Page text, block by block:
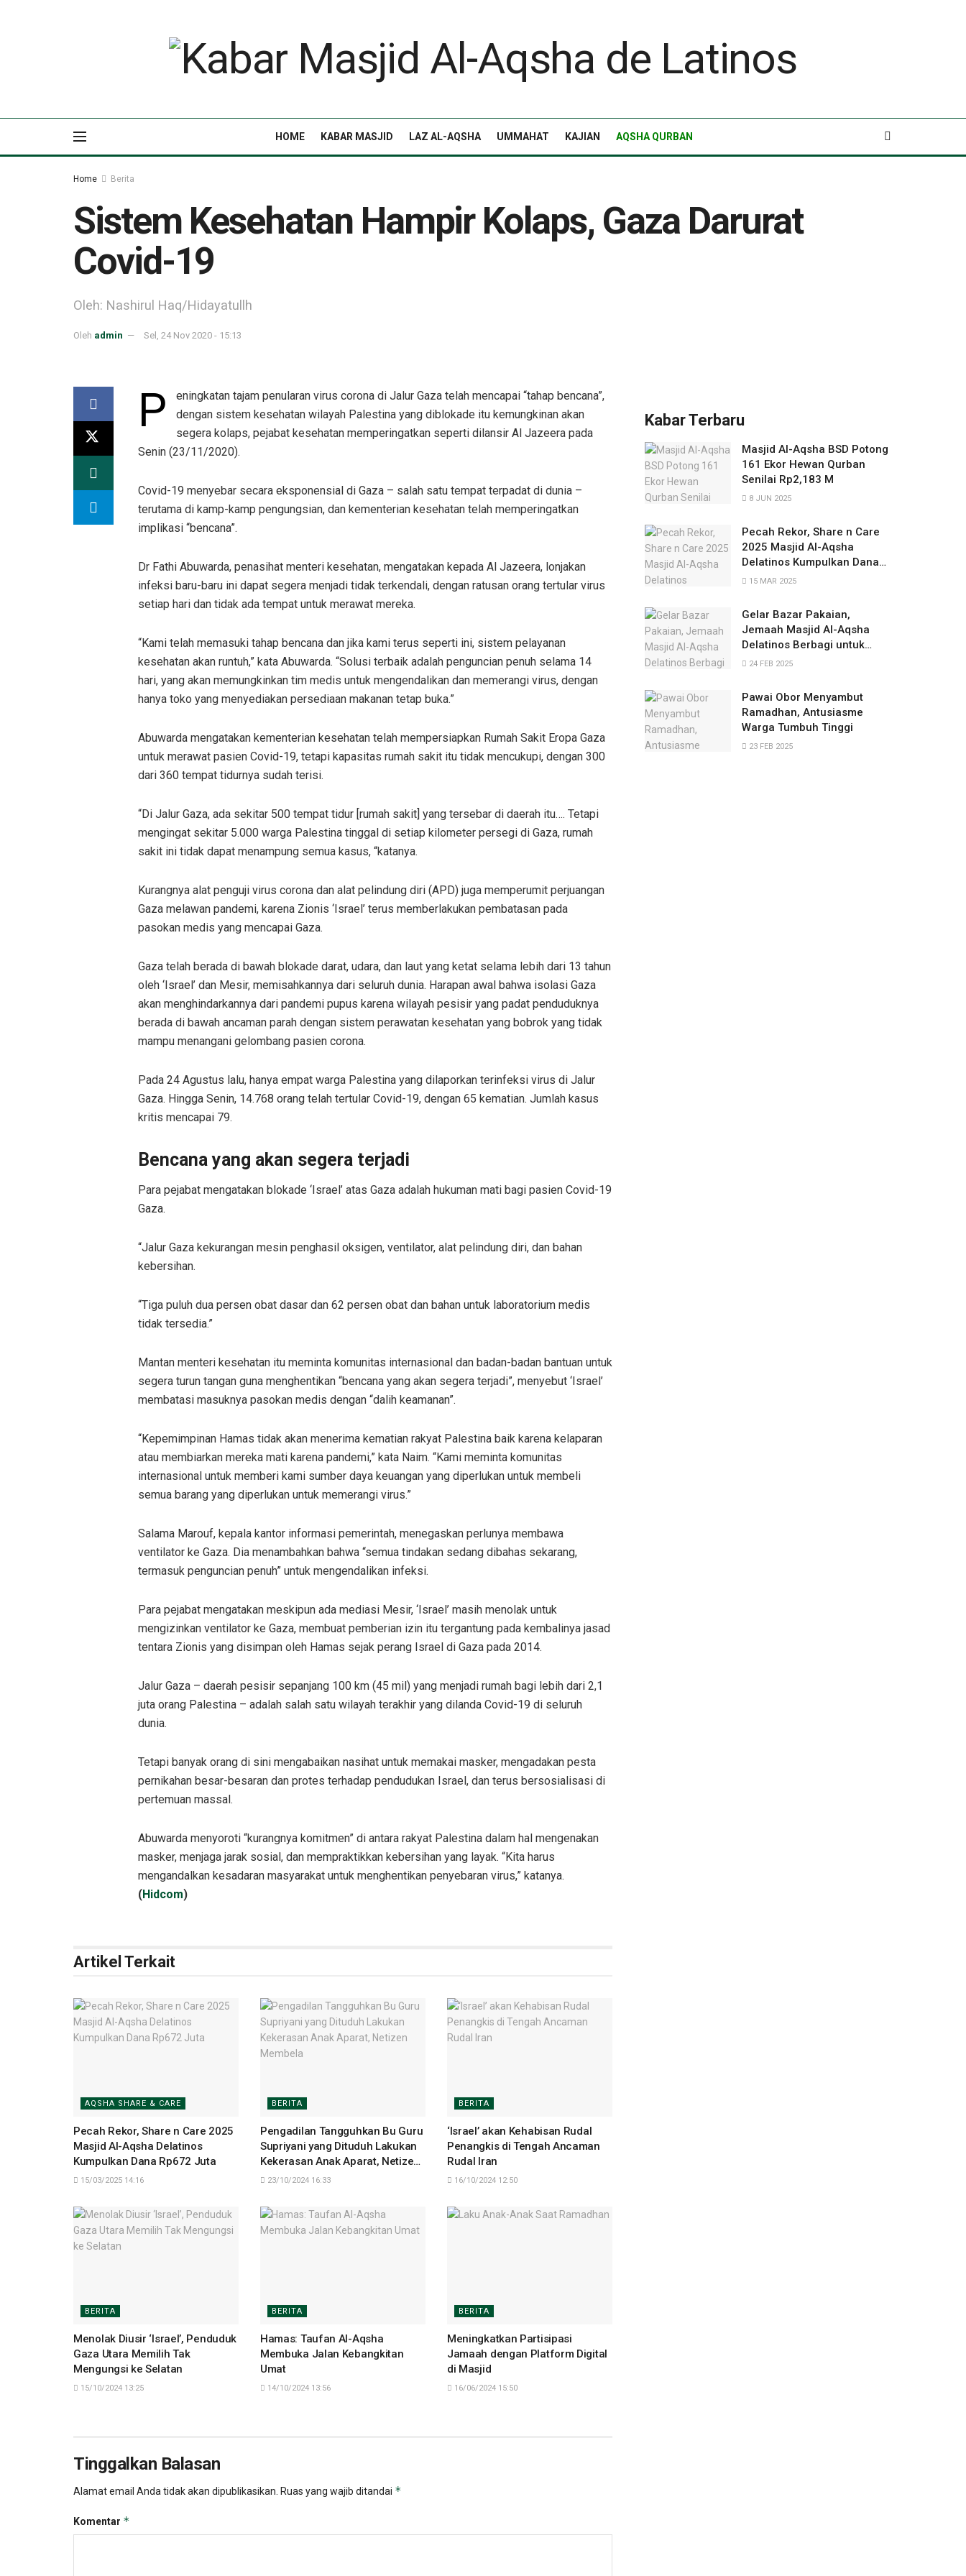
HOME KABAR MASJID LAZ AL-AQSHA UMMAHAT KAJIAN AQSHA QURBAN
Home Berita
Sistem Kesehatan Hampir Kolaps, Gaza Darurat
Covid-19
Oleh: Nashirul Haq/Hidayatullh
Oleh admin Sel, 24 Nov 2020 - 15:13
P
eningkatan tajam penularan virus corona di Jalur Gaza telah mencapai “tahap bencana”,
dengan sistem kesehatan wilayah Palestina yang diblokade itu kemungkinan akan
segera kolaps, pejabat kesehatan memperingatkan seperti dilansir Al Jazeera pada
Senin (23/11/2020).
Covid-19 menyebar secara eksponensial di Gaza – salah satu tempat terpadat di dunia –
terutama di kamp-kamp pengungsian, dan kementerian kesehatan telah memperingatkan
implikasi “bencana”.
Dr Fathi Abuwarda, penasihat menteri kesehatan, mengatakan kepada Al Jazeera, lonjakan
infeksi baru-baru ini dapat segera menjadi tidak terkendali, dengan ratusan orang tertular virus
setiap hari dan tidak ada tempat untuk merawat mereka.
“Kami telah memasuki tahap bencana dan jika kami terus seperti ini, sistem pelayanan
kesehatan akan runtuh,” kata Abuwarda. “Solusi terbaik adalah penguncian penuh selama 14
hari, yang akan memungkinkan tim medis untuk mengendalikan dan memerangi virus, dengan
hanya toko yang menyediakan persediaan makanan tetap buka.”
Abuwarda mengatakan kementerian kesehatan telah mempersiapkan Rumah Sakit Eropa Gaza
untuk merawat pasien Covid-19, tetapi kapasitas rumah sakit itu tidak mencukupi, dengan 300
dari 360 tempat tidurnya sudah terisi.
“Di Jalur Gaza, ada sekitar 500 tempat tidur [rumah sakit] yang tersebar di daerah itu…. Tetapi
mengingat sekitar 5.000 warga Palestina tinggal di setiap kilometer persegi di Gaza, rumah
sakit ini tidak dapat menampung semua kasus, “katanya.
Kurangnya alat penguji virus corona dan alat pelindung diri (APD) juga memperumit perjuangan
Gaza melawan pandemi, karena Zionis ‘Israel’ terus memberlakukan pembatasan pada
pasokan medis yang mencapai Gaza.
Gaza telah berada di bawah blokade darat, udara, dan laut yang ketat selama lebih dari 13 tahun
oleh ‘Israel’ dan Mesir, memisahkannya dari seluruh dunia. Harapan awal bahwa isolasi Gaza
akan menghindarkannya dari pandemi pupus karena wilayah pesisir yang padat penduduknya
berada di bawah ancaman parah dengan sistem perawatan kesehatan yang bobrok yang tidak
mampu menangani gelombang pasien corona.
Pada 24 Agustus lalu, hanya empat warga Palestina yang dilaporkan terinfeksi virus di Jalur
Gaza. Hingga Senin, 14.768 orang telah tertular Covid-19, dengan 65 kematian. Jumlah kasus
kritis mencapai 79.
Bencana yang akan segera terjadi
Para pejabat mengatakan blokade ‘Israel’ atas Gaza adalah hukuman mati bagi pasien Covid-19
Gaza.
“Jalur Gaza kekurangan mesin penghasil oksigen, ventilator, alat pelindung diri, dan bahan
kebersihan.
“Tiga puluh dua persen obat dasar dan 62 persen obat dan bahan untuk laboratorium medis
tidak tersedia.”
Mantan menteri kesehatan itu meminta komunitas internasional dan badan-badan bantuan untuk
segera turun tangan guna menghentikan “bencana yang akan segera terjadi”, menyebut ‘Israel’
membatasi masuknya pasokan medis dengan “dalih keamanan”.
“Kepemimpinan Hamas tidak akan menerima kematian rakyat Palestina baik karena kelaparan
atau membiarkan mereka mati karena pandemi,” kata Naim. “Kami meminta komunitas
internasional untuk memberi kami sumber daya keuangan yang diperlukan untuk membeli
semua barang yang diperlukan untuk memerangi virus.”
Salama Marouf, kepala kantor informasi pemerintah, menegaskan perlunya membawa
ventilator ke Gaza. Dia menambahkan bahwa “semua tindakan sedang dibahas sekarang,
termasuk penguncian penuh” untuk mengendalikan infeksi.
Para pejabat mengatakan meskipun ada mediasi Mesir, ‘Israel’ masih menolak untuk
mengizinkan ventilator ke Gaza, membuat pemberian izin itu tergantung pada kembalinya jasad
tentara Zionis yang disimpan oleh Hamas sejak perang Israel di Gaza pada 2014.
Jalur Gaza – daerah pesisir sepanjang 100 km (45 mil) yang menjadi rumah bagi lebih dari 2,1
juta orang Palestina – adalah salah satu wilayah terakhir yang dilanda Covid-19 di seluruh
dunia.
Tetapi banyak orang di sini mengabaikan nasihat untuk memakai masker, mengadakan pesta
pernikahan besar-besaran dan protes terhadap pendudukan Israel, dan terus bersosialisasi di
pertemuan massal.
Abuwarda menyoroti “kurangnya komitmen” di antara rakyat Palestina dalam hal mengenakan
masker, menjaga jarak sosial, dan mempraktikkan kebersihan yang layak. “Kita harus
mengandalkan kesadaran masyarakat untuk menghentikan penyebaran virus,” katanya.
(Hidcom)
Artikel Terkait
AQSHA SHARE & CARE
Pecah Rekor, Share n Care 2025
Masjid Al-Aqsha Delatinos
Kumpulkan Dana Rp672 Juta
15/03/2025 14:16
BERITA
Pengadilan Tangguhkan Bu Guru
Supriyani yang Dituduh Lakukan
Kekerasan Anak Aparat, Netizen
Membela
23/10/2024 16:33
BERITA
‘Israel’ akan Kehabisan Rudal
Penangkis di Tengah Ancaman
Rudal Iran
16/10/2024 12:50
BERITA
Menolak Diusir ‘Israel’, Penduduk
Gaza Utara Memilih Tak
Mengungsi ke Selatan
15/10/2024 13:25
BERITA
Hamas: Taufan Al-Aqsha
Membuka Jalan Kebangkitan
Umat
14/10/2024 13:56
BERITA
Meningkatkan Partisipasi
Jamaah dengan Platform Digital
di Masjid
16/06/2024 15:50
Tinggalkan Balasan
Alamat email Anda tidak akan dipublikasikan. Ruas yang wajib ditandai *
Komentar *
Kabar Terbaru
Masjid Al-Aqsha BSD Potong
161 Ekor Hewan Qurban
Senilai Rp2,183 M
8 JUN 2025
Pecah Rekor, Share n Care
2025 Masjid Al-Aqsha
Delatinos Kumpulkan Dana
Rp672 Juta
15 MAR 2025
Gelar Bazar Pakaian,
Jemaah Masjid Al-Aqsha
Delatinos Berbagi untuk
Palestina
24 FEB 2025
Pawai Obor Menyambut
Ramadhan, Antusiasme
Warga Tumbuh Tinggi
23 FEB 2025